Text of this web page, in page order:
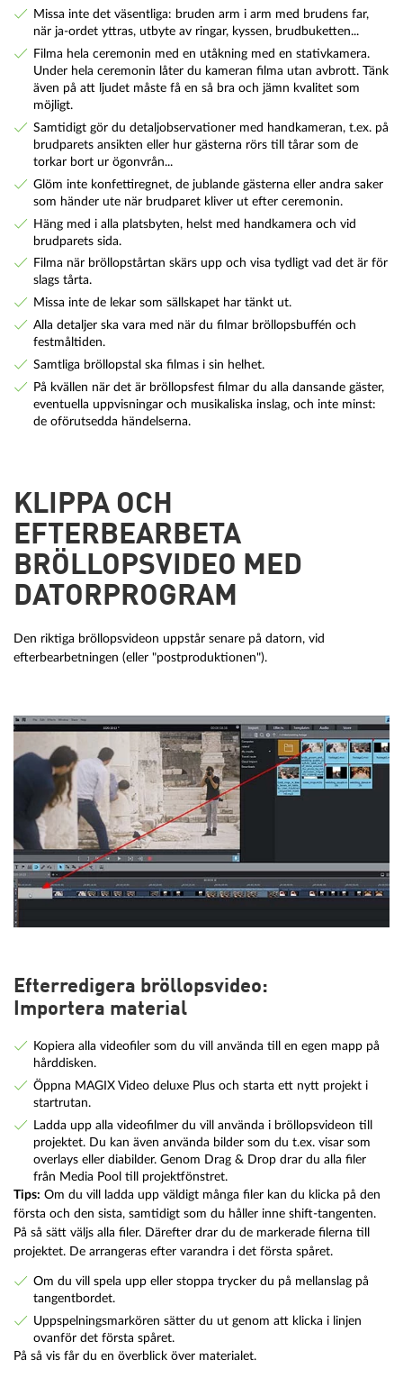
Missa inte det väsentliga: bruden arm i arm med brudens far,
när ja-ordet yttras, utbyte av ringar, kyssen, brudbuketten...
Filma hela ceremonin med en utåkning med en stativkamera.
Under hela ceremonin låter du kameran filma utan avbrott. Tänk
även på att ljudet måste få en så bra och jämn kvalitet som
möjligt.
Samtidigt gör du detaljobservationer med handkameran, t.ex. på
brudparets ansikten eller hur gästerna rörs till tårar som de
torkar bort ur ögonvrån...
Glöm inte konfettiregnet, de jublande gästerna eller andra saker
som händer ute när brudparet kliver ut efter ceremonin.
Häng med i alla platsbyten, helst med handkamera och vid
brudparets sida.
Filma när bröllopstårtan skärs upp och visa tydligt vad det är för
slags tårta.
Missa inte de lekar som sällskapet har tänkt ut.
Alla detaljer ska vara med när du filmar bröllopsbuffén och
festmåltiden.
Samtliga bröllopstal ska filmas i sin helhet.
På kvällen när det är bröllopsfest filmar du alla dansande gäster,
eventuella uppvisningar och musikaliska inslag, och inte minst:
de oförutsedda händelserna.
KLIPPA OCH
EFTERBEARBETA
BRÖLLOPSVIDEO MED
DATORPROGRAM
Den riktiga bröllopsvideon uppstår senare på datorn, vid
efterbearbetningen (eller "postproduktionen").
Efterredigera bröllopsvideo:
Importera material
Kopiera alla videofiler som du vill använda till en egen mapp på
hårddisken.
Öppna MAGIX Video deluxe Plus och starta ett nytt projekt i
startrutan.
Ladda upp alla videofilmer du vill använda i bröllopsvideon till
projektet. Du kan även använda bilder som du t.ex. visar som
overlays eller diabilder. Genom Drag & Drop drar du alla filer
från Media Pool till projektfönstret.
Tips: Om du vill ladda upp väldigt många filer kan du klicka på den
första och den sista, samtidigt som du håller inne shift-tangenten.
På så sätt väljs alla filer. Därefter drar du de markerade filerna till
projektet. De arrangeras efter varandra i det första spåret.
Om du vill spela upp eller stoppa trycker du på mellanslag på
tangentbordet.
Uppspelningsmarkören sätter du ut genom att klicka i linjen
ovanför det första spåret.
På så vis får du en överblick över materialet.